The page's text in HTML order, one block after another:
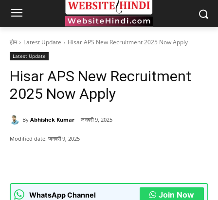
होम Latest Update Hisar APS New Recruitment 2025 Now Apply
Latest Update
Hisar APS New Recruitment
2025 Now Apply
By Abhishek Kumar जनवरी 9, 2025
Modified date: जनवरी 9, 2025
WhatsApp Channel Join Now